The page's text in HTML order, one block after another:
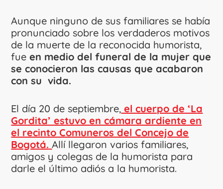
Aunque ninguno de sus familiares se había
pronunciado sobre los verdaderos motivos
de la muerte de la reconocida humorista,
fue en medio del funeral de la mujer que
se conocieron las causas que acabaron
con su vida.
El día 20 de septiembre, el cuerpo de ‘La
Gordita’ estuvo en cámara ardiente en
el recinto Comuneros del Concejo de
Bogotá. Allí llegaron varios familiares,
amigos y colegas de la humorista para
darle el último adiós a la humorista.